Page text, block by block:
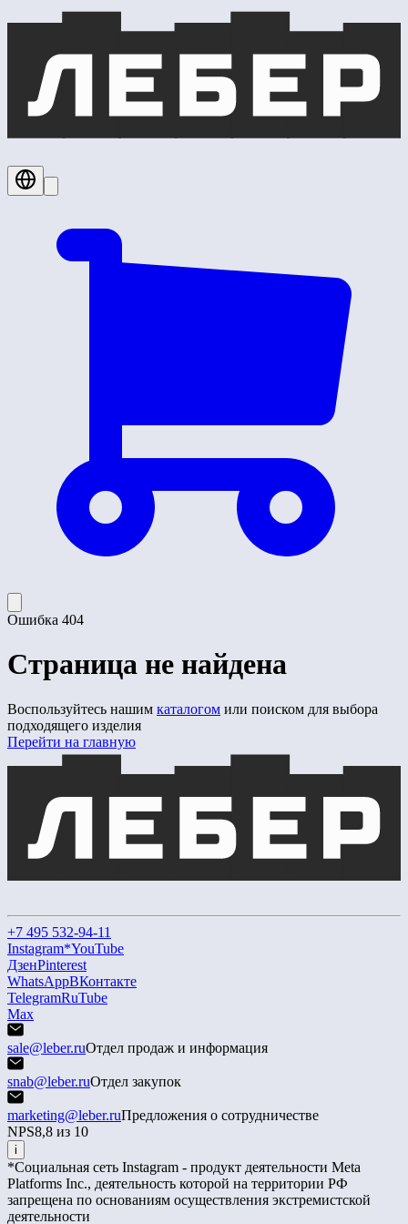
Ошибка 404
Страница не найдена
Воспользуйтесь нашим каталогом или поиском для выбора
подходящего изделия
Перейти на главную
+7 495 532-94-11
Instagram*YouTube
ДзенPinterest
WhatsAppВКонтакте
TelegramRuTube
Max
sale@leber.ruОтдел продаж и информация
snab@leber.ruОтдел закупок
marketing@leber.ruПредложения о сотрудничестве
NPS8,8 из 10
i
*Социальная сеть Instagram - продукт деятельности Meta
Platforms Inc., деятельность которой на территории РФ
запрещена по основаниям осуществления экстремистской
деятельности